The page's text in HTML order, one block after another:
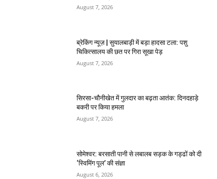
August 7, 2026
ब्रेकिंग न्यूज़ | सुयालबाड़ी में बड़ा हादसा टला: पशु
चिकित्सालय की छत पर गिरा सूखा पेड़
August 7, 2026
सिरसा-चौनीखेत में गुलदार का बढ़ता आतंक: दिनदहाड़े
बकरी पर किया हमला
August 7, 2026
सोमेश्वर: बरसाती पानी से लबालब सड़क के गड्ढों को दी
‘स्विमिंग पूल’ की संज्ञा
August 6, 2026